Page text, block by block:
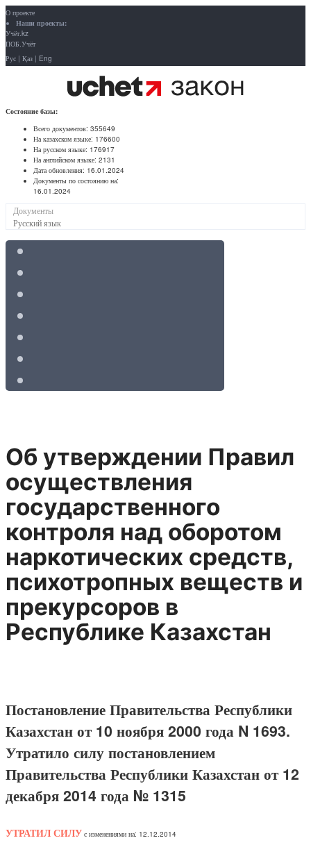
О проекте
Наши проекты:
Учёт.kz
ПОБ.Учёт
Рус | Қаз | Eng
Состояние базы:
Всего документов: 355649
На казахском языке: 176600
На русском языке: 176917
На английском языке: 2131
Дата обновления: 16.01.2024
Документы по состоянию на:
16.01.2024
Документы
Русский язык
Об утверждении Правил
осуществления
государственного
контроля над оборотом
наркотических средств,
психотропных веществ и
прекурсоров в
Республике Казахстан
Постановление Правительства Республики
Казахстан от 10 ноября 2000 года N 1693.
Утратило силу постановлением
Правительства Республики Казахстан от 12
декабря 2014 года № 1315
УТРАТИЛ СИЛУ с изменениями на: 12.12.2014